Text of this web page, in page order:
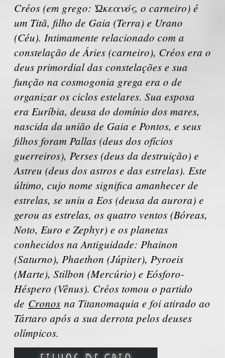
Créos (em grego: Ὠκεανός, o carneiro) é
um Titã, filho de Gaia (Terra) e Urano
(Céu). Intimamente relacionado com a
constelação de Áries (carneiro), Créos era o
deus primordial das constelações e sua
função na cosmogonia grega era o de
organizar os ciclos estelares. Sua esposa
era Euríbia, deusa do domínio dos mares,
nascida da união de Gaia e Pontos, e seus
filhos foram Pallas (deus dos ofícios
guerreiros), Perses (deus da destruição) e
Astreu (deus dos astros e das estrelas). Este
último, cujo nome significa amanhecer de
estrelas, se uniu a Eos (deusa da aurora) e
gerou as estrelas, os quatro ventos (Bóreas,
Noto, Euro e Zephyr) e os planetas
conhecidos na Antiguidade: Phainon
(Saturno), Phaethon (Júpiter), Pyroeis
(Marte), Stilbon (Mercúrio) e Eósforo-
Héspero (Vênus). Créos tomou o partido
de Cronos na Titanomaquia e foi atirado ao
Tártaro após a sua derrota pelos deuses
olímpicos.